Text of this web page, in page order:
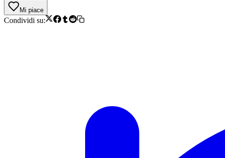
Mi piace
Condividi su: